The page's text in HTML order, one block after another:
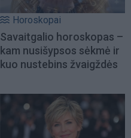
Horoskopai
Savaitgalio horoskopas –
kam nusišypsos sėkmė ir
kuo nustebins žvaigždės